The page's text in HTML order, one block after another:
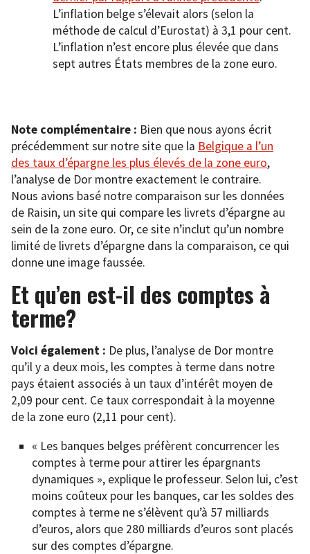
L’inflation belge s’élevait alors (selon la
méthode de calcul d’Eurostat) à 3,1 pour cent.
L’inflation n’est encore plus élevée que dans
sept autres États membres de la zone euro.
Note complémentaire : Bien que nous ayons écrit
précédemment sur notre site que la Belgique a l’un
des taux d’épargne les plus élevés de la zone euro,
l’analyse de Dor montre exactement le contraire.
Nous avions basé notre comparaison sur les données
de Raisin, un site qui compare les livrets d’épargne au
sein de la zone euro. Or, ce site n’inclut qu’un nombre
limité de livrets d’épargne dans la comparaison, ce qui
donne une image faussée.
Et qu’en est-il des comptes à
terme?
Voici également : De plus, l’analyse de Dor montre
qu’il y a deux mois, les comptes à terme dans notre
pays étaient associés à un taux d’intérêt moyen de
2,09 pour cent. Ce taux correspondait à la moyenne
de la zone euro (2,11 pour cent).
« Les banques belges préfèrent concurrencer les
comptes à terme pour attirer les épargnants
dynamiques », explique le professeur. Selon lui, c’est
moins coûteux pour les banques, car les soldes des
comptes à terme ne s’élèvent qu’à 57 milliards
d’euros, alors que 280 milliards d’euros sont placés
sur des comptes d’épargne.